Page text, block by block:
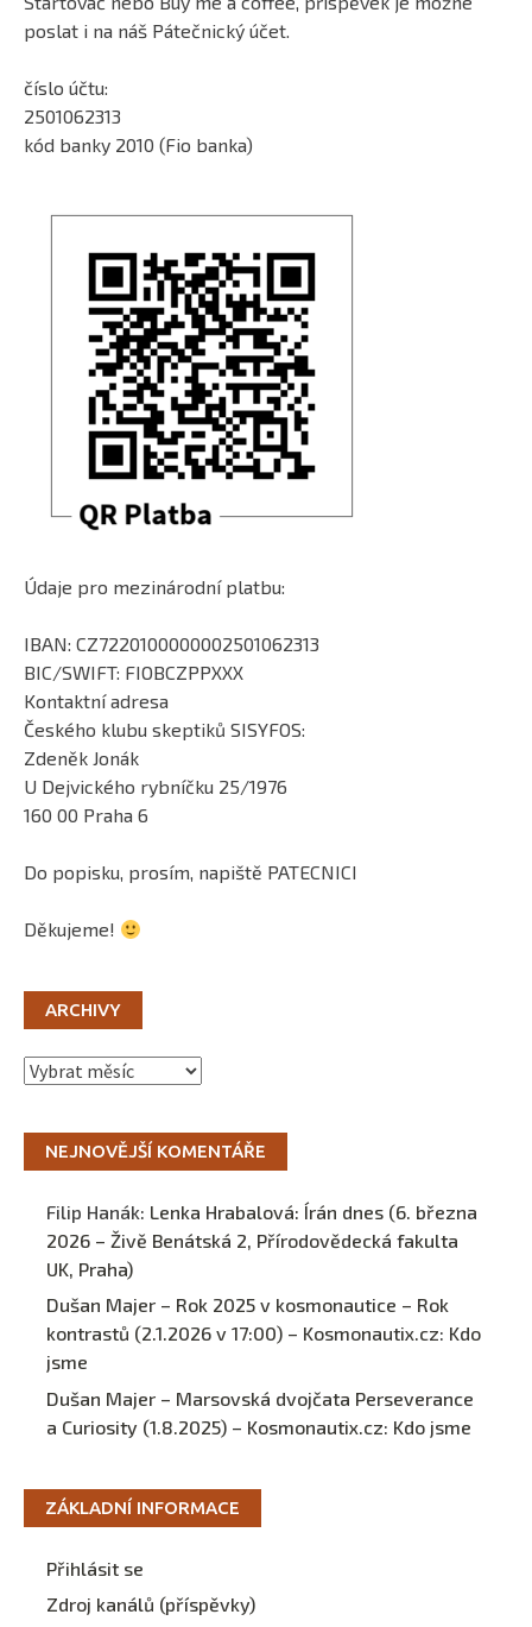
poslat i na náš Pátečnický účet.
číslo účtu:
2501062313
kód banky 2010 (Fio banka)
Údaje pro mezinárodní platbu:
IBAN: CZ7220100000002501062313
BIC/SWIFT: FIOBCZPPXXX
Kontaktní adresa
Českého klubu skeptiků SISYFOS:
Zdeněk Jonák
U Dejvického rybníčku 25/1976
160 00 Praha 6
Do popisku, prosím, napiště PATECNICI
Děkujeme!
ARCHIVY
Archivy
NEJNOVĚJŠÍ KOMENTÁŘE
Filip Hanák: Lenka Hrabalová: Írán dnes (6. března
2026 – Živě Benátská 2, Přírodovědecká fakulta
UK, Praha)
Dušan Majer – Rok 2025 v kosmonautice – Rok
kontrastů (2.1.2026 v 17:00) – Kosmonautix.cz: Kdo
jsme
Dušan Majer – Marsovská dvojčata Perseverance
a Curiosity (1.8.2025) – Kosmonautix.cz: Kdo jsme
ZÁKLADNÍ INFORMACE
Přihlásit se
Zdroj kanálů (příspěvky)